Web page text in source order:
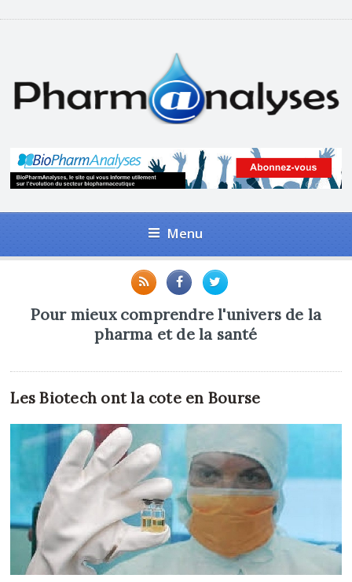
Menu
Pour mieux comprendre l'univers de la
pharma et de la santé
Les Biotech ont la cote en Bourse